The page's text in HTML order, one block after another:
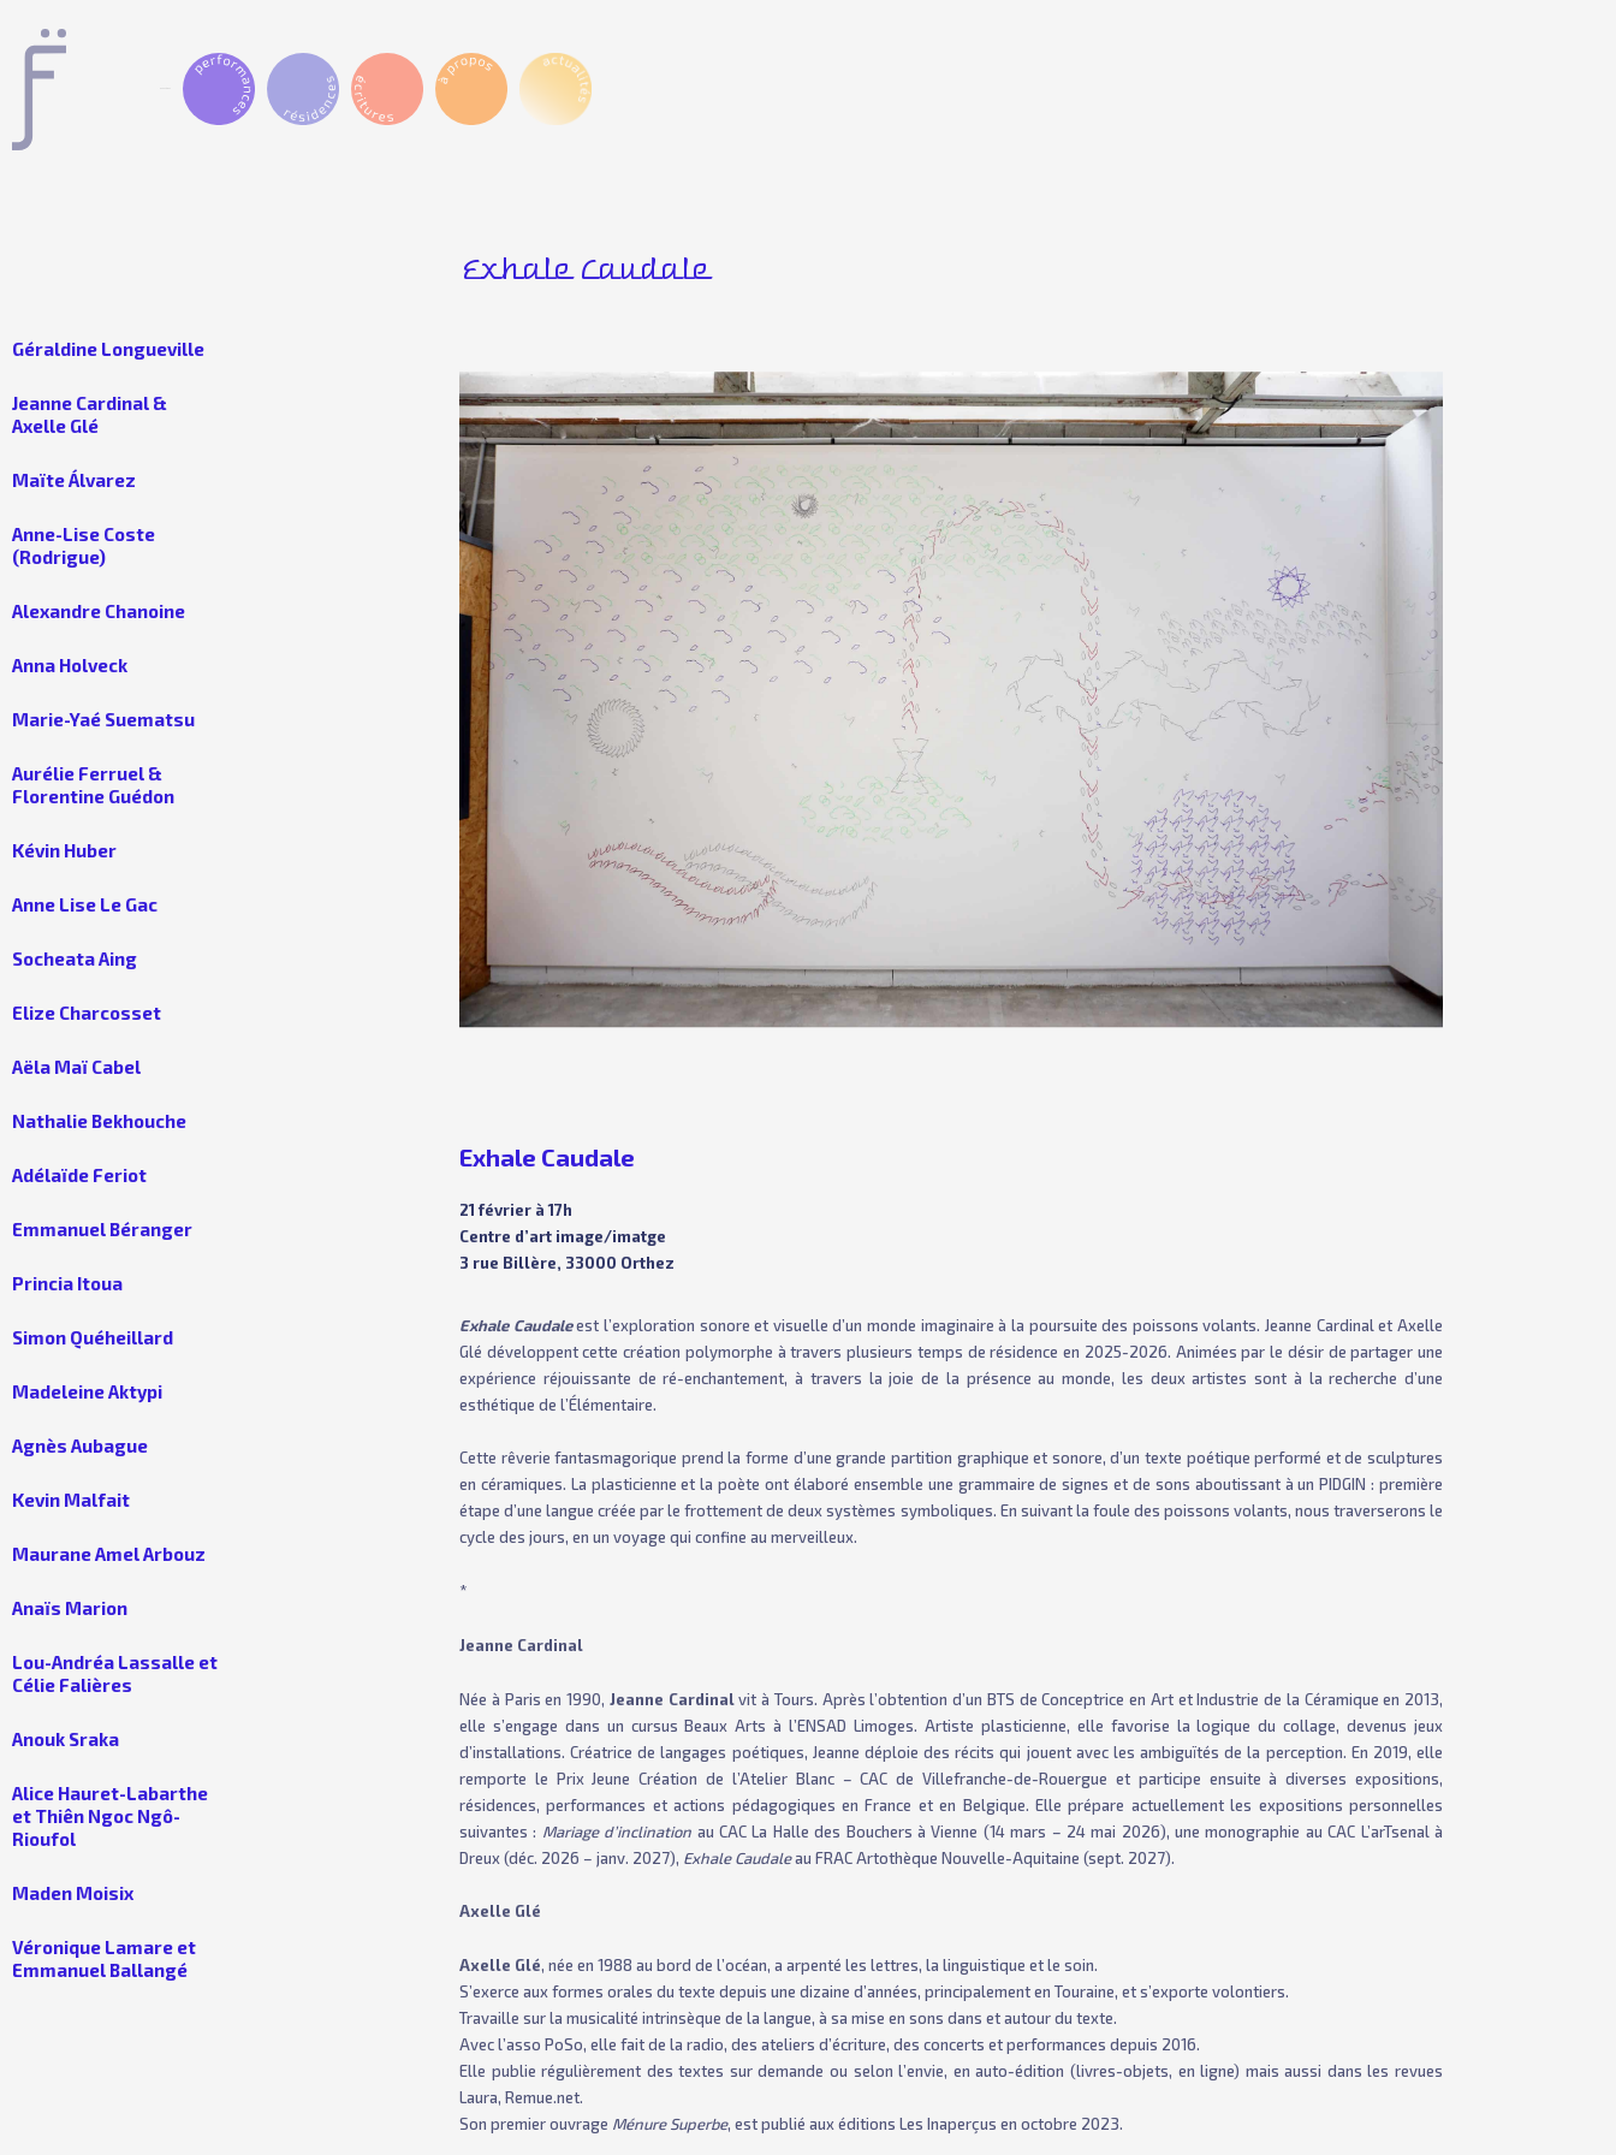
contenu
Géraldine Longueville
Jeanne Cardinal &
Axelle Glé
Maïte Álvarez
Anne-Lise Coste
(Rodrigue)
Alexandre Chanoine
Anna Holveck
Marie-Yaé Suematsu
Aurélie Ferruel &
Florentine Guédon
Kévin Huber
Anne Lise Le Gac
Socheata Aing
Elize Charcosset
Aëla Maï Cabel
Nathalie Bekhouche
Adélaïde Feriot
Emmanuel Béranger
Princia Itoua
Simon Quéheillard
Madeleine Aktypi
Agnès Aubague
Kevin Malfait
Maurane Amel Arbouz
Anaïs Marion
Lou-Andréa Lassalle et
Célie Falières
Anouk Sraka
Alice Hauret-Labarthe
et Thiên Ngoc Ngô-
Rioufol
Maden Moisix
Véronique Lamare et
Emmanuel Ballangé
Exhale Caudale
Exhale Caudale
21 février à 17h
Centre d’art image/imatge
3 rue Billère, 33000 Orthez
Exhale Caudaleest l’exploration sonore et visuelle d’un monde imaginaire à la poursuite des poissons volants. Jeanne Cardinal et Axelle
Glé développent cette création polymorphe à travers plusieurs temps de résidence en 2025-2026. Animées par le désir de partager une
expérience réjouissante de ré-enchantement, à travers la joie de la présence au monde, les deux artistes sont à la recherche d’une
esthétique de l’Élémentaire.
Cette rêverie fantasmagorique prend la forme d’une grande partition graphique et sonore, d’un texte poétique performé et de sculptures
en céramiques. La plasticienne et la poète ont élaboré ensemble une grammaire de signes et de sons aboutissant à un PIDGIN : première
étape d’une langue créée par le frottement de deux systèmes symboliques. En suivant la foule des poissons volants, nous traverserons le
cycle des jours, en un voyage qui confine au merveilleux.
*
Jeanne Cardinal
Née à Paris en 1990, Jeanne Cardinalvit à Tours. Après l’obtention d’un BTS de Conceptrice en Art et Industrie de la Céramique en 2013,
elle s’engage dans un cursus Beaux Arts à l’ENSAD Limoges. Artiste plasticienne, elle favorise la logique du collage, devenus jeux
d’installations. Créatrice de langages poétiques, Jeanne déploie des récits qui jouent avec les ambiguïtés de la perception. En 2019, elle
remporte le Prix Jeune Création de l’Atelier Blanc – CAC de Villefranche-de-Rouergue et participe ensuite à diverses expositions,
résidences, performances et actions pédagogiques en France et en Belgique. Elle prépare actuellement les expositions personnelles
suivantes : Mariage d’inclination au CAC La Halle des Bouchers à Vienne (14 mars – 24 mai 2026), une monographie au CAC L’arTsenal à
Dreux (déc. 2026 – janv. 2027), Exhale Caudaleau FRAC Artothèque Nouvelle-Aquitaine (sept. 2027).
Axelle Glé
Axelle Glé, née en 1988 au bord de l’océan, a arpenté les lettres, la linguistique et le soin.
S’exerce aux formes orales du texte depuis une dizaine d’années, principalement en Touraine, et s’exporte volontiers.
Travaille sur la musicalité intrinsèque de la langue, à sa mise en sons dans et autour du texte.
Avec l’asso PoSo, elle fait de la radio, des ateliers d’écriture, des concerts et performances depuis 2016.
Elle publie régulièrement des textes sur demande ou selon l’envie, en auto-édition (livres-objets, en ligne) mais aussi dans les revues
Laura, Remue.net.
Son premier ouvrage Ménure Superbe, est publié aux éditions Les Inaperçus en octobre 2023.